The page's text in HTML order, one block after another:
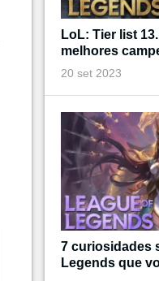
LoL: Tier list
melhores
20 set 2023
7 curiosidades
Legends que